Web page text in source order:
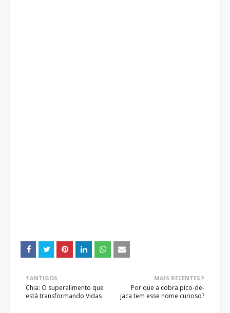
MAIS RECENTES
Por que a cobra pico-de-
jaca tem esse nome curioso?
ANTIGOS
Chia: O superalimento que
está transformando Vidas